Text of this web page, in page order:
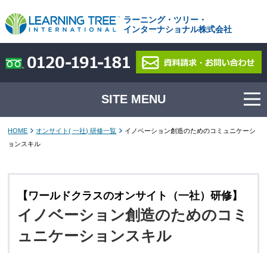
ラーニング・ツリー・
インターナショナル株式会社
SITE MENU
HOME オンサイト( 一社) 研修一覧
イノベーション創造のためのコミュニケーシ
ョンスキル
【ワールドクラスのオンサイト（一社）研修】
イノベーション創造のためのコミ
ュニケーションスキル